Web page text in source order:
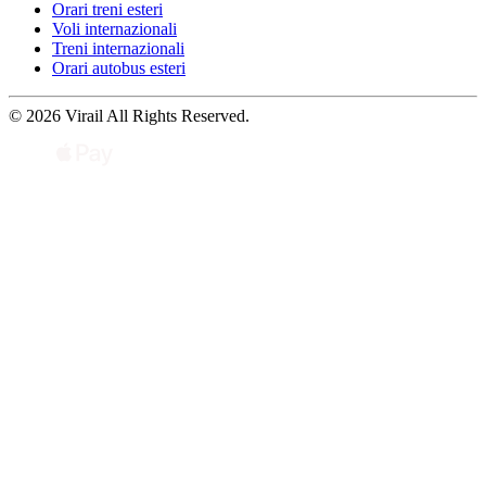
Orari treni esteri
Voli internazionali
Treni internazionali
Orari autobus esteri
© 2026 Virail All Rights Reserved.